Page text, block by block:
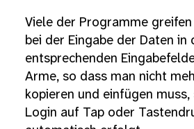
Viele der Programme
bei der Eingabe der Daten in
entsprechenden
Arme, so dass man nicht
kopieren und einfügen
Login auf Tap oder